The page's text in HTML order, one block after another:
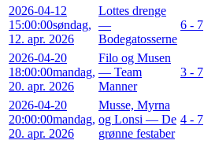
2026-04-12
15:00:00søndag,
12. apr. 2026
Lottes drenge
—
Bodegatosserne
6 - 7
2026-04-20
18:00:00mandag,
20. apr. 2026
Filo og Musen
— Team
Manner
3 - 7
2026-04-20
20:00:00mandag,
20. apr. 2026
Musse, Myrna
og Lonsi — De
grønne festaber
4 - 7